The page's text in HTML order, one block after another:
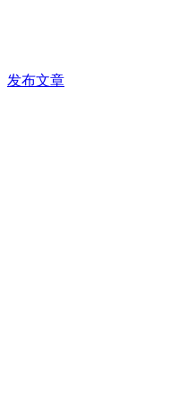
发布文章